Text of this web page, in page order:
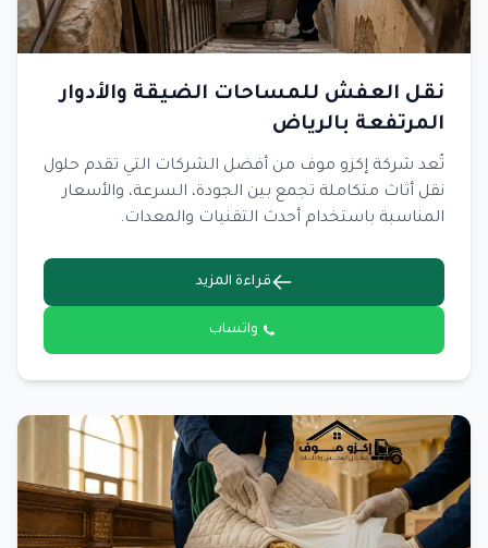
نقل العفش للمساحات الضيقة والأدوار
المرتفعة بالرياض
تُعد شركة إكزو موف من أفضل الشركات التي تقدم حلول
نقل أثاث متكاملة تجمع بين الجودة، السرعة، والأسعار
المناسبة باستخدام أحدث التقنيات والمعدات.
قراءة المزيد
واتساب